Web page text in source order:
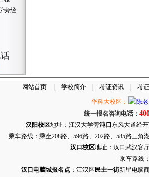
旁经
网站首页| 学校简介| 考证资讯| 考
华科大校区：
统一报名咨询电话：
汉阳校区地址：江汉大学旁沌口 东风大道经
乘车路线：乘坐208路、596路、202路、585路三
汉口校区地址：汉口武汉客
乘车路线
汉口电脑城报名点：江汉区 民主一街新星电脑